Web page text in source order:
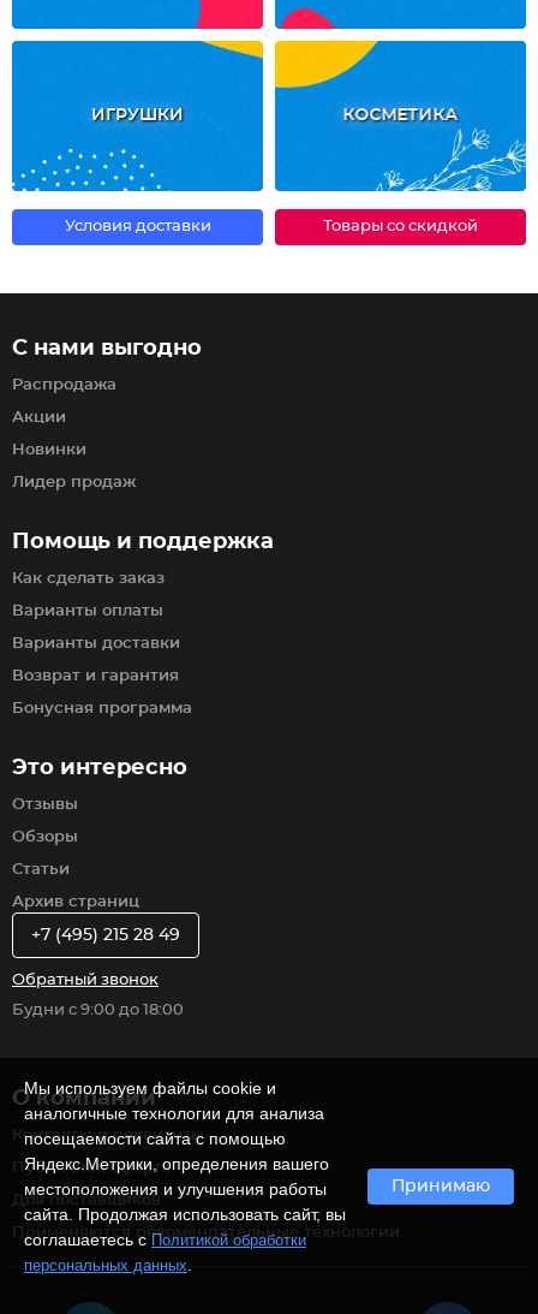
ИГРУШКИ КОСМЕТИКА
Условия доставки Товары со скидкой
Помощь и поддержка
Как сделать заказ
Варианты оплаты
Варианты доставки
Возврат и гарантия
Бонусная программа
С нами выгодно
Распродажа
Акции
Новинки
Лидер продаж
Это интересно
Отзывы
Обзоры
Статьи
Архив страниц
О компании
Контакты и реквизиты
Публичная оферта
Для поставщиков
Применяются рекомендательные технологии
+7 (495) 215 28 49
Обратный звонок
Будни с 9:00 до 18:00
Мы используем файлы cookie и
аналогичные технологии для анализа
посещаемости сайта с помощью
Яндекс.Метрики, определения вашего
местоположения и улучшения работы
сайта. Продолжая использовать сайт, вы
соглашаетесь сПолитикой обработки
персональных данных
Принимаю